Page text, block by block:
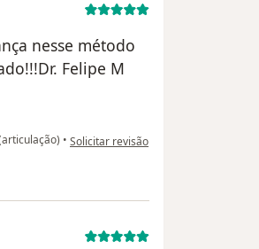
nesse método
Felipe M
• na opinião do utilizador Juliano Correa
Solicitar revisão